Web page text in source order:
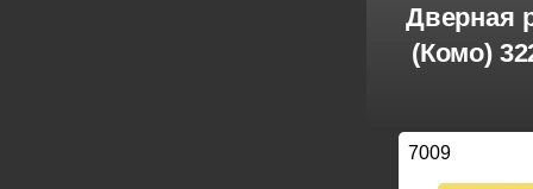
Дверная
(Комо)
7009